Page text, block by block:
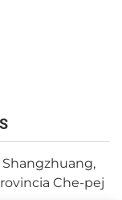
Che-pej